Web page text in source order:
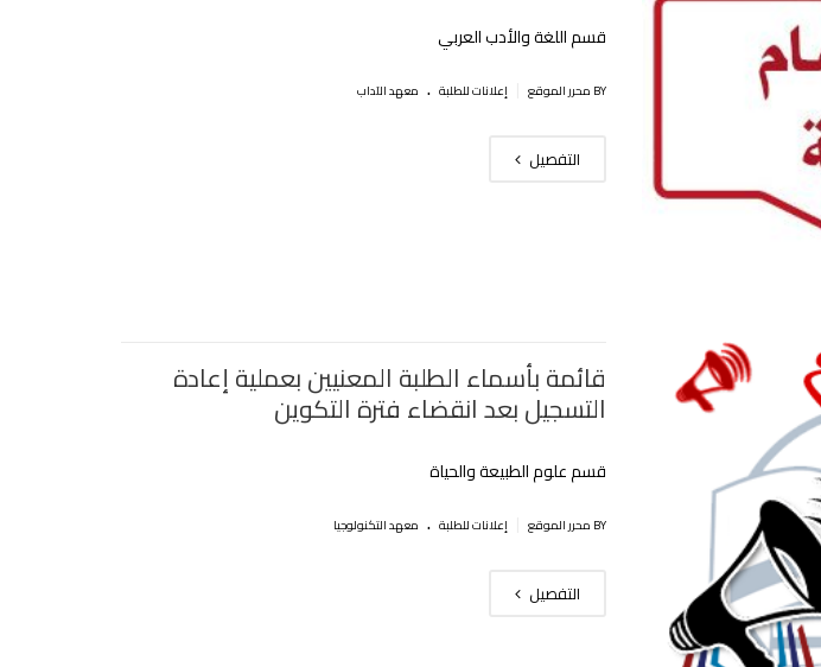
قسم اللغة والأدب العربي
BY محرر الموقع إعلانات للطلبة . معهد الآداب
التفصيل
قائمة بأسماء الطلبة المعنيين بعملية إعادة
التسجيل بعد انقضاء فترة التكوين
قسم علوم الطبيعة والحياة
BY محرر الموقع إعلانات للطلبة . معهد التكنولوجيا
التفصيل